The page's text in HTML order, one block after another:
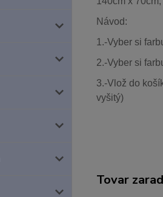
Návod:
1.-Vyber si
2.-Vyber si
3.-Vlož do
vyšitý)
Tovar